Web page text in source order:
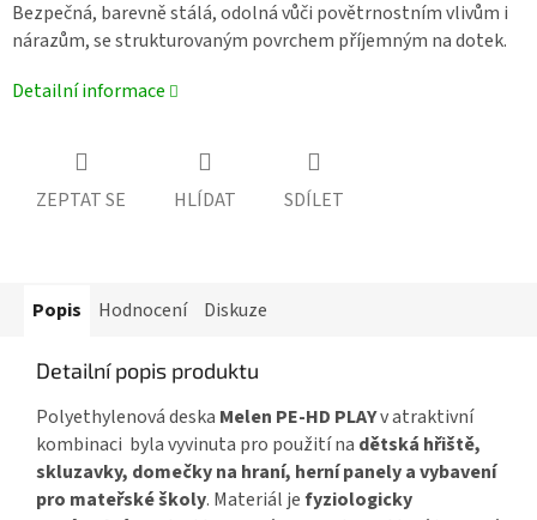
Bezpečná, barevně stálá, odolná vůči povětrnostním vlivům i
nárazům, se strukturovaným povrchem příjemným na dotek.
Detailní informace
ZEPTAT SE HLÍDAT SDÍLET
Popis Hodnocení Diskuze
Detailní popis produktu
Polyethylenová deska Melen PE-HD PLAYv atraktivní
kombinaci byla vyvinuta pro použití na dětská hřiště,
skluzavky, domečky na hraní, herní panely a vybavení
pro mateřské školy. Materiál jefyziologicky